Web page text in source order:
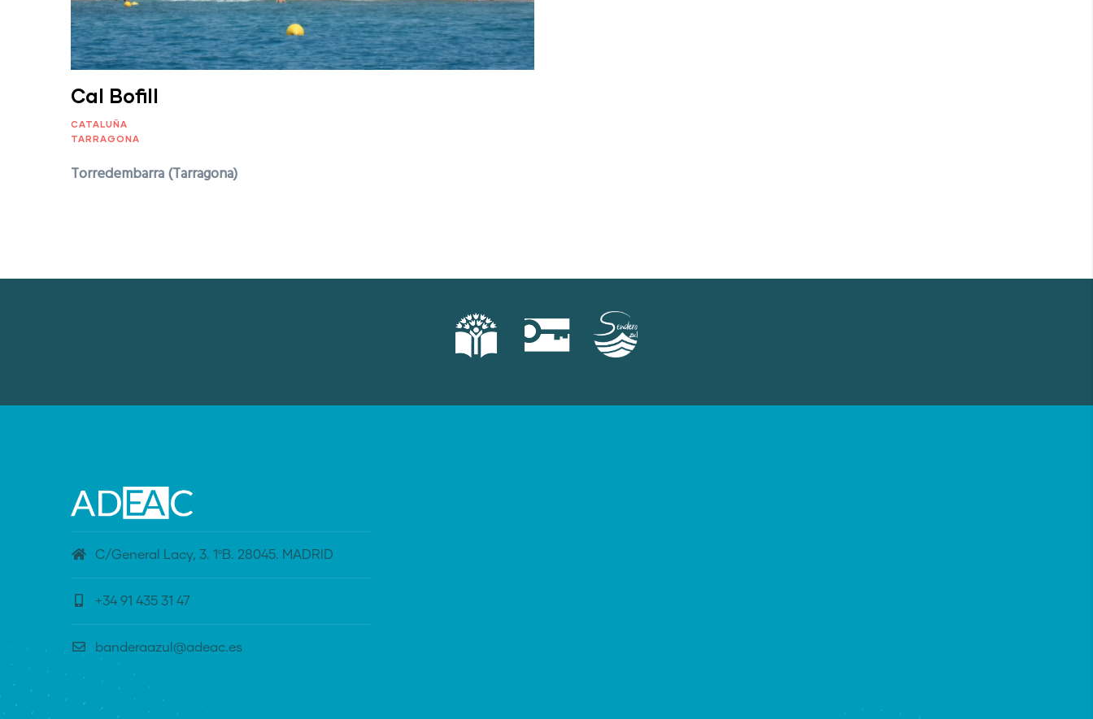
Cal Bofill
CATALUÑA
TARRAGONA
Torredembarra (Tarragona)
C/General Lacy, 3. 1ºB. 28045. MADRID
+34 91 435 31 47
banderaazul@adeac.es